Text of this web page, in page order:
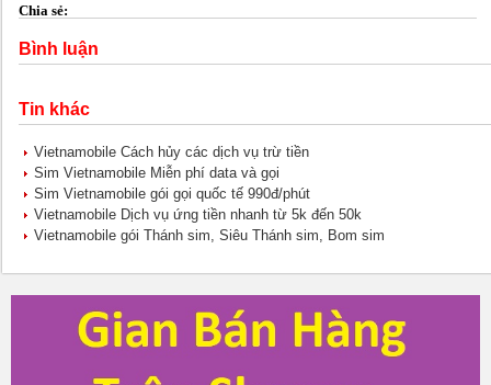
Chia sẻ:
Bình luận
Tin khác
Vietnamobile Cách hủy các dịch vụ trừ tiền
Sim Vietnamobile Miễn phí data và gọi
Sim Vietnamobile gói gọi quốc tế 990đ/phút
Vietnamobile Dịch vụ ứng tiền nhanh từ 5k đến 50k
Vietnamobile gói Thánh sim, Siêu Thánh sim, Bom sim